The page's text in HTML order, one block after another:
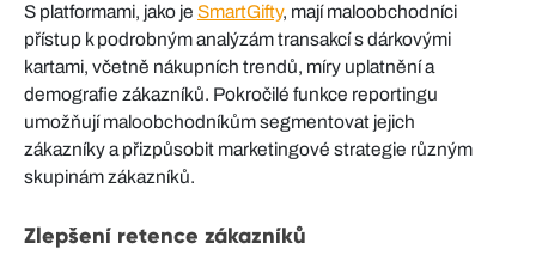
S platformami, jako je SmartGifty, mají maloobchodníci
přístup k podrobným analýzám transakcí s dárkovými
kartami, včetně nákupních trendů, míry uplatnění a
demografie zákazníků. Pokročilé funkce reportingu
umožňují maloobchodníkům segmentovat jejich
zákazníky a přizpůsobit marketingové strategie různým
skupinám zákazníků.
Zlepšení retence zákazníků